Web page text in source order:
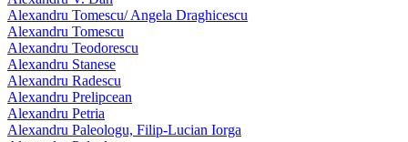
Alexandru Tomescu/ Angela Draghicescu
Alexandru Tomescu
Alexandru Teodorescu
Alexandru Stanese
Alexandru Radescu
Alexandru Prelipcean
Alexandru Petria
Alexandru Paleologu, Filip-Lucian Iorga